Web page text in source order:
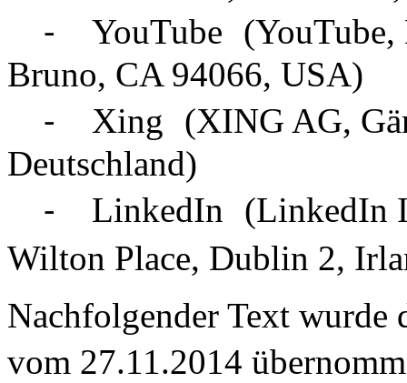
⁃ YouTube (YouTube,
Bruno, CA 94066, USA)
⁃ Xing (XING AG,
Deutschland)
⁃ LinkedIn (LinkedIn
Wilton Place, Dublin 2,
Nachfolgender Text wurde
vom 27.11.2014